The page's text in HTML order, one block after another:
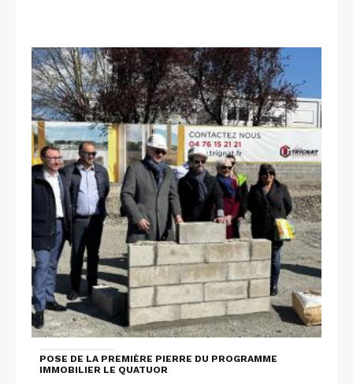
POSE DE LA PREMIÈRE PIERRE DU PROGRAMME
IMMOBILIER LE QUATUOR